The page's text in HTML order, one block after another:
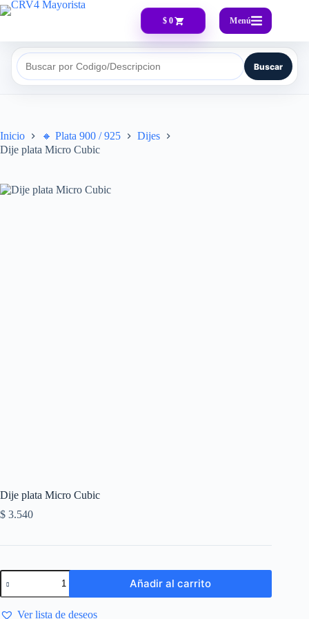
$ 0 Menú
Buscar por Codigo/Descripcion Buscar
Inicio 🔸​ Plata 900 / 925
Dijes
Dije plata Micro Cubic
Dije plata Micro Cubic
$ 3.540
Añadir al carrito
Ver lista de deseos